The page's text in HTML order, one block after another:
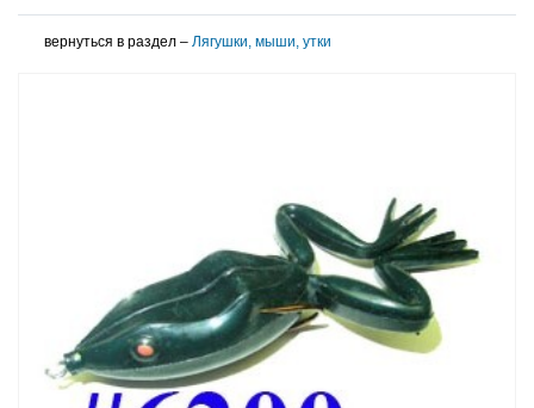
вернуться в раздел – Лягушки, мыши, утки